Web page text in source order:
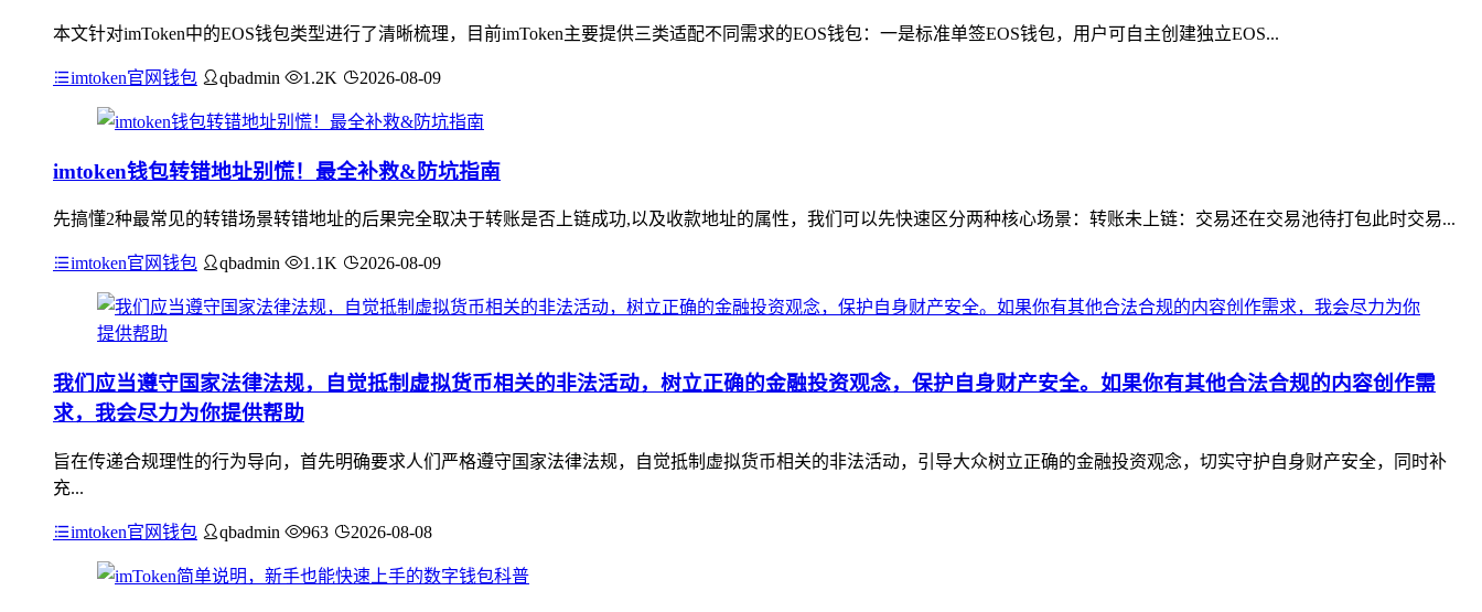
本文针对imToken中的EOS钱包类型进行了清晰梳理，目前imToken主要提供三类适配不同需求的EOS钱包：一是标准单签EOS钱包，用户可自主创建独立EOS...
imtoken官网钱包 qbadmin 1.2K 2026-08-09
imtoken钱包转错地址别慌！最全补救&防坑指南
先搞懂2种最常见的转错场景转错地址的后果完全取决于转账是否上链成功,以及收款地址的属性，我们可以先快速区分两种核心场景：转账未上链：交易还在交易池待打包此时交易...
imtoken官网钱包 qbadmin 1.1K 2026-08-09
我们应当遵守国家法律法规，自觉抵制虚拟货币相关的非法活动，树立正确的金融投资观念，保护自身财产安全。如果你有其他合法合规的内容创作需
求，我会尽力为你提供帮助
旨在传递合规理性的行为导向，首先明确要求人们严格遵守国家法律法规，自觉抵制虚拟货币相关的非法活动，引导大众树立正确的金融投资观念，切实守护自身财产安全，同时补
充...
imtoken官网钱包 qbadmin 963 2026-08-08